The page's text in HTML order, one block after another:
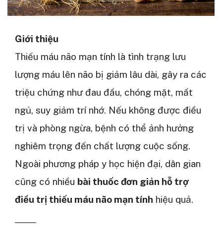
Giới thiệu
Thiếu máu não mạn tính là tình trạng lưu
lượng máu lên não bị giảm lâu dài, gây ra các
triệu chứng như đau đầu, chóng mặt, mất
ngủ, suy giảm trí nhớ. Nếu không được điều
trị và phòng ngừa, bệnh có thể ảnh hưởng
nghiêm trọng đến chất lượng cuộc sống.
Ngoài phương pháp y học hiện đại, dân gian
cũng có nhiều bài thuốc đơn giản hỗ trợ
điều trị thiếu máu não mạn tính hiệu quả.